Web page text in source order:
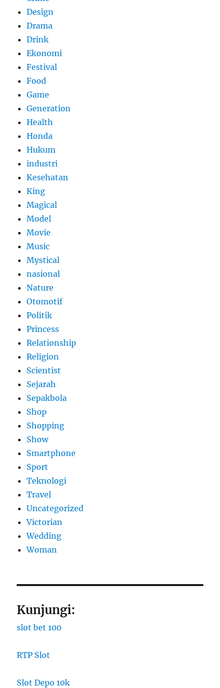
Design
Drama
Drink
Ekonomi
Festival
Food
Game
Generation
Health
Honda
Hukum
industri
Kesehatan
King
Magical
Model
Movie
Music
Mystical
nasional
Nature
Otomotif
Politik
Princess
Relationship
Religion
Scientist
Sejarah
Sepakbola
Shop
Shopping
Show
Smartphone
Sport
Teknologi
Travel
Uncategorized
Victorian
Wedding
Woman
Kunjungi:
slot bet 100
RTP Slot
Slot Depo 10k